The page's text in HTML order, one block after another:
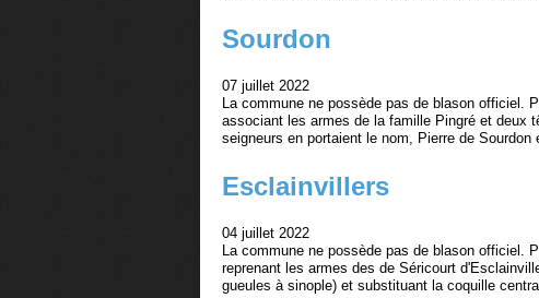
Sourdon
07 juillet 2022
La commune ne possède pas de blason officiel.
associant les armes de la famille Pingré et deux
seigneurs en portaient le nom, Pierre de Sourdon
Esclainvillers
04 juillet 2022
La commune ne possède pas de blason officiel.
reprenant les armes des de Séricourt
gueules à sinople) et substituant la coquille